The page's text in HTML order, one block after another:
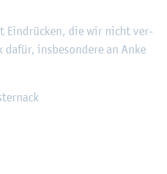
Ein­drü­cken, die wir nicht ver­
dafür, ins­be­son­de­re an Anke